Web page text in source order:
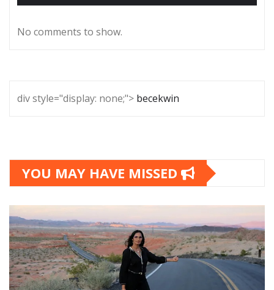
No comments to show.
div style="display: none;"> becekwin
YOU MAY HAVE MISSED